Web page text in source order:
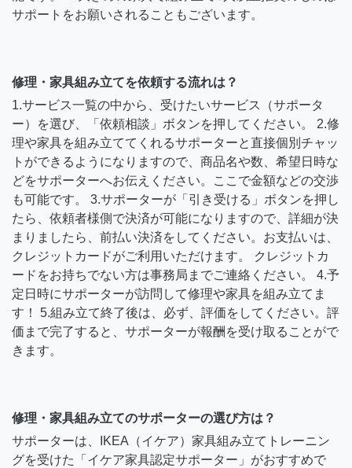
サポートをお願いされることもございます。
修理・家具組み立てを依頼する流れは？
1.サービス一覧の中から、受けたいサービス（サポータ
ー）を選び、「依頼相談」ボタンを押してください。 2.修
理や家具を組み立ててくれるサポーターと直接個別チャッ
トができるようになりますので、商品名や数、希望日時な
どをサポーターへお伝えください。ここで金額などの交渉
も可能です。 3.サポーターが「引き受ける」ボタンを押し
たら、依頼者様側で決済が可能になりますので、詳細が決
まりましたら、前払い決済をしてください。お支払いは、
クレジットカードがご利用いただけます。 クレジットカ
ードをお持ちでない方は事務局までご連絡ください。 4.予
定日時にサポーターが訪問して修理や家具を組み立てま
す！ 5.組み立て終了後は、必ず、評価をしてください。評
価まで完了すると、サポーターが報酬を受け取ることがで
きます。
修理・家具組み立てのサポーターの選び方は？
サポーターは、IKEA（イケア）家具組み立てトレーニン
グを受けた「イケア家具認定サポーター」がおすすめで